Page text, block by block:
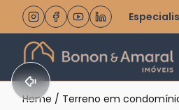
Home / Terreno em